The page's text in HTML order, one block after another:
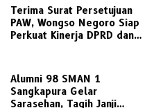
Terima Surat Persetujuan
PAW, Wongso Negoro Siap
Perkuat Kinerja DPRD dan
Alumni 98 SMAN 1
Sangkapura Gelar
Sarasehan, Tagih Janji